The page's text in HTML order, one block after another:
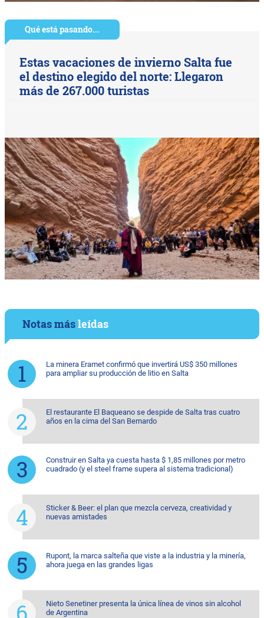
Qué está pasando...
Estas vacaciones de invierno Salta fue
el destino elegido del norte: Llegaron
más de 267.000 turistas
Notas másleídas
La minera Eramet confirmó que invertirá US$ 350 millones
para ampliar su producción de litio en Salta
El restaurante El Baqueano se despide de Salta tras cuatro
años en la cima del San Bernardo
Construir en Salta ya cuesta hasta $ 1,85 millones por metro
cuadrado (y el steel frame supera al sistema tradicional)
Sticker & Beer: el plan que mezcla cerveza, creatividad y
nuevas amistades
Rupont, la marca salteña que viste a la industria y la minería,
ahora juega en las grandes ligas
Nieto Senetiner presenta la única línea de vinos sin alcohol
de Argentina